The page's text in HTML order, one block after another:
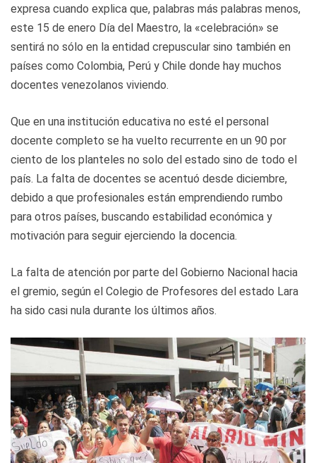
expresa cuando explica que, palabras más palabras menos,
este 15 de enero Día del Maestro, la «celebración» se
sentirá no sólo en la entidad crepuscular sino también en
países como Colombia, Perú y Chile donde hay muchos
docentes venezolanos viviendo.
Que en una institución educativa no esté el personal
docente completo se ha vuelto recurrente en un 90 por
ciento de los planteles no solo del estado sino de todo el
país. La falta de docentes se acentuó desde diciembre,
debido a que profesionales están emprendiendo rumbo
para otros países, buscando estabilidad económica y
motivación para seguir ejerciendo la docencia.
La falta de atención por parte del Gobierno Nacional hacia
el gremio, según el Colegio de Profesores del estado Lara
ha sido casi nula durante los últimos años.